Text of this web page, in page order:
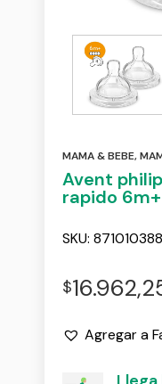
MAMA & BEBE,
Avent
rapido
SKU:
$
Agregar a